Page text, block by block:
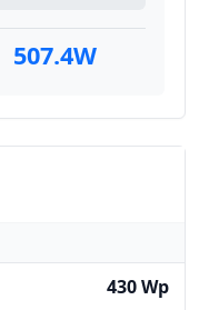
507.4W
430 Wp